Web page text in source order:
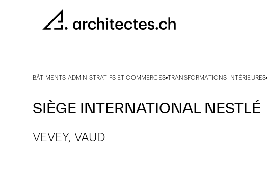
BÂTIMENTS ADMINISTRATIFS ET COMMERCES TRANSFORMATIONS INTÉRIEURES
SIÈGE INTERNATIONAL NESTLÉ
VEVEY, VAUD